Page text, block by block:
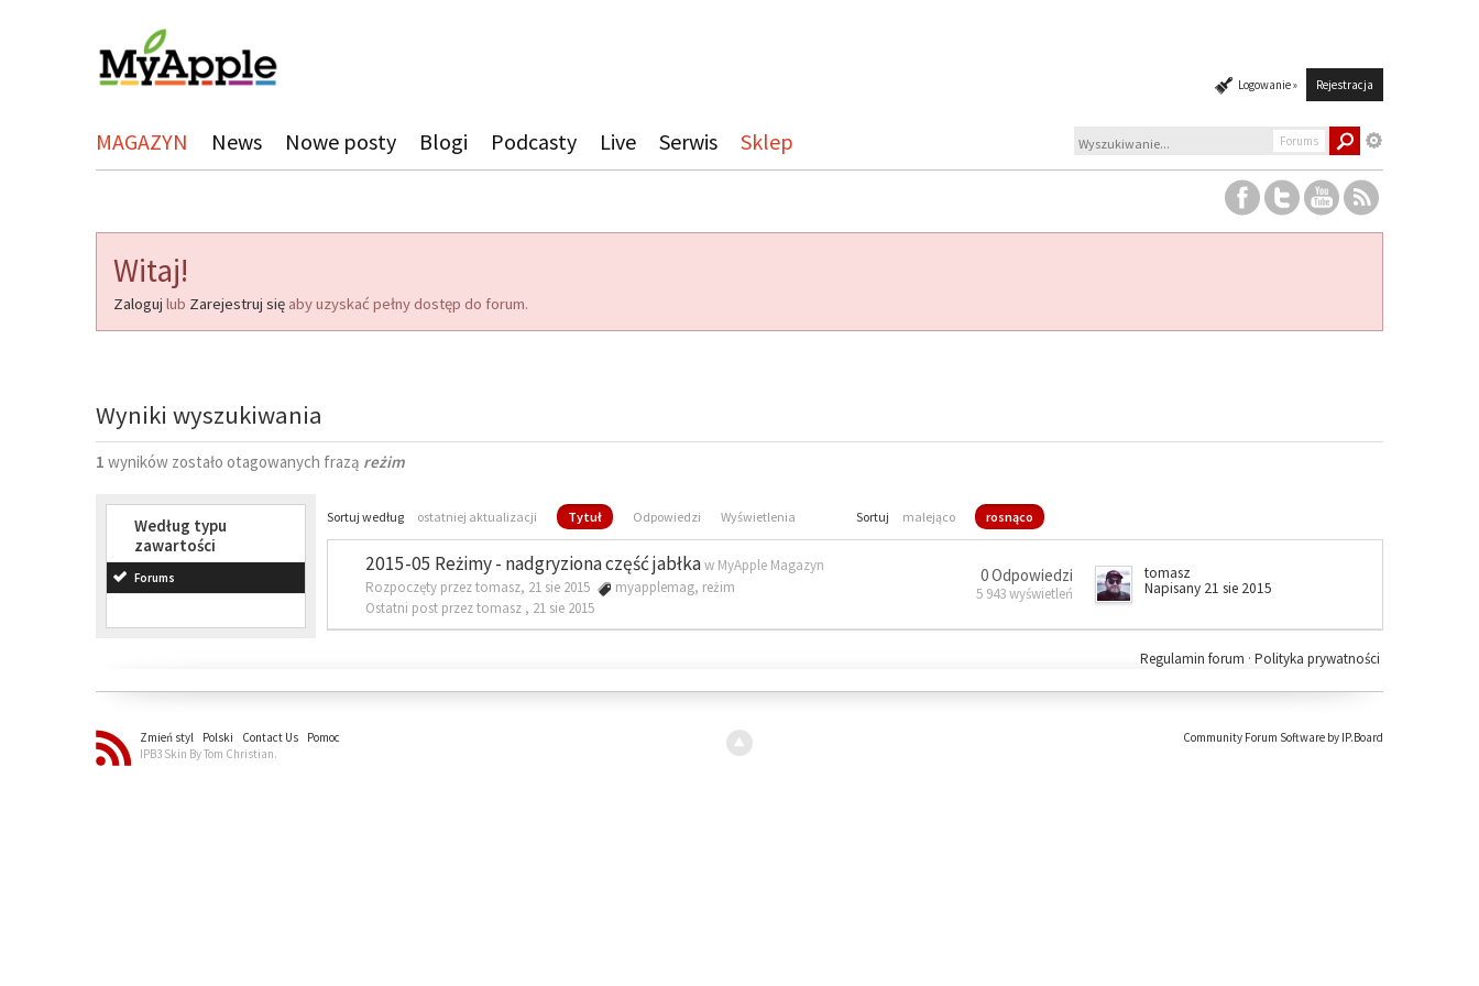
Logowanie » Rejestracja
MAGAZYN News Nowe posty Blogi Podcasty Live Serwis Sklep Forums
Witaj!
Zaloguj lub Zarejestruj się aby uzyskać pełny dostęp do forum.
Wyniki wyszukiwania
1 wyników zostało otagowanych frazą reżim
Według typu
zawartości
Forums
Sortuj według ostatniej aktualizacji Tytuł Odpowiedzi Wyświetlenia Sortuj malejąco rosnąco
2015-05 Reżimy - nadgryziona część jabłkaw MyApple Magazyn
Rozpoczęty przez tomasz, 21 sie 2015
myapplemag, reżim
Ostatni post przez tomasz , 21 sie 2015
0 Odpowiedzi
5 943 wyświetleń
tomasz
Napisany 21 sie 2015
Polityka prywatności
Regulamin forum ·
Zmień styl Polski Contact Us
Pomoc
IPB3 Skin By Tom Christian.
Community Forum Software by IP.Board